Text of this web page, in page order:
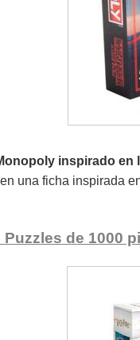
inspirado en
una ficha inspirada
Puzzles de 1000